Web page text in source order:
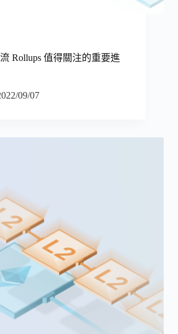
Rollups 值得關注的重要進
09/07